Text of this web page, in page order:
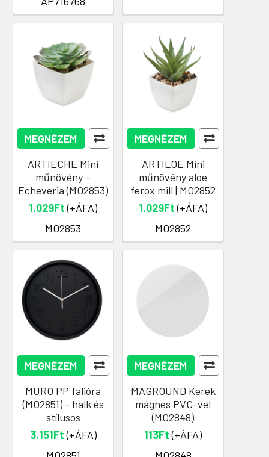
MEGNÉZEM
ARTIECHE Mini
műnövény –
Echeveria (MO2853)
1.029Ft(+ÁFA)
MO2853
MEGNÉZEM
ARTILOE Mini
műnövény aloe
ferox mill | MO2852
1.029Ft(+ÁFA)
MO2852
MEGNÉZEM
MURO PP falióra
(MO2851) - halk és
stílusos
3.151Ft(+ÁFA)
MEGNÉZEM
MAGROUND Kerek
mágnes PVC-vel
(MO2848)
113Ft(+ÁFA)